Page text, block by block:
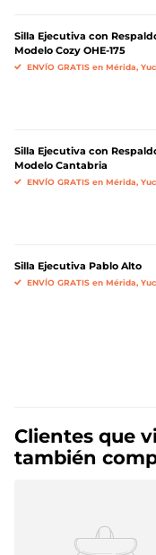
Silla Ejecutiva con
Modelo Cozy OHE-175
ENVÍO GRATIS en Mérida,
Silla Ejecutiva con
Modelo Cantabria
ENVÍO GRATIS en Mérida,
Silla Ejecutiva Pablo Alto
ENVÍO GRATIS en Mérida,
Clientes que
también